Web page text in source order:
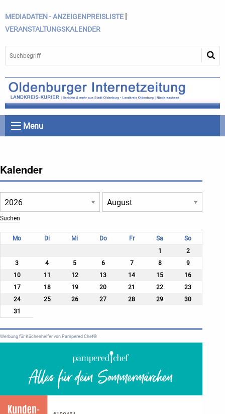
MEDIADATEN - ANZEIGENPREISLISTE |
VERANSTALTUNGSKALENDER
Menu
Kalender
Mo Di Mi Do Fr Sa
So
1
2
3
4 5 6 7 8
9
10
11 12 13 14 15
16
17
18 19 20 21 22
23
24
25 26 27 28 29
30
31
Werbung für Küchenhelfer von Pampered Chef®